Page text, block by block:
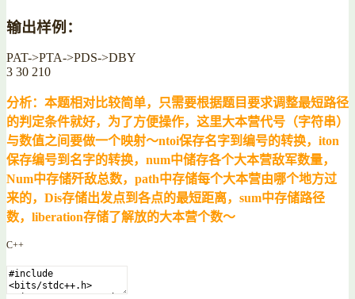
输出样例：
PAT->PTA->PDS->DBY
3 30 210
分析：本题相对比较简单，只需要根据题目要求调整最短路径
的判定条件就好，为了方便操作，这里大本营代号（字符串）
与数值之间要做一个映射～ntoi保存名字到编号的转换，iton
保存编号到名字的转换，num中储存各个大本营敌军数量，
Num中存储歼敌总数，path中存储每个大本营由哪个地方过
来的，Dis存储出发点到各点的最短距离，sum中存储路径
数，liberation存储了解放的大本营个数～
C++